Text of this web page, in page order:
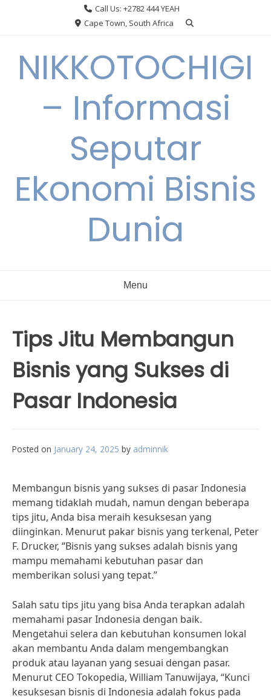
Call Us: +2782 444 YEAH
Cape Town, South Africa
NIKKOTOCHIGI
– Informasi
Seputar
Ekonomi Bisnis
Dunia
Menu
Tips Jitu Membangun
Bisnis yang Sukses di
Pasar Indonesia
Posted on January 24, 2025 by adminnik
Membangun bisnis yang sukses di pasar Indonesia
memang tidaklah mudah, namun dengan beberapa
tips jitu, Anda bisa meraih kesuksesan yang
diinginkan. Menurut pakar bisnis yang terkenal, Peter
F. Drucker, “Bisnis yang sukses adalah bisnis yang
mampu memahami kebutuhan pasar dan
memberikan solusi yang tepat.”
Salah satu tips jitu yang bisa Anda terapkan adalah
memahami pasar Indonesia dengan baik.
Mengetahui selera dan kebutuhan konsumen lokal
akan membantu Anda dalam mengembangkan
produk atau layanan yang sesuai dengan pasar.
Menurut CEO Tokopedia, William Tanuwijaya, “Kunci
kesuksesan bisnis di Indonesia adalah fokus pada